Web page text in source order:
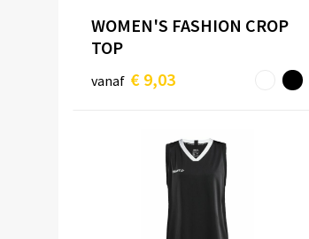
WOMEN'S FASHION CROP
TOP
vanaf € 9,03